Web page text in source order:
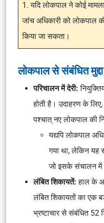
1. यदि लोकपाल ने कोई
जांच अधिकारी को लोकपाल
किया जा सकता।
लोकपाल से संबंधित मुद्दा
परिचालन में देरी:
होती है। उदाहरण के
पश्चात् नए लोकपाल की
यद्यपि लोकपाल
गया था, लेकिन यह
जो इसके संचालन में
लंबित शिकायतें:हाल के
लंबित शिकायतों का एक
भ्रष्टाचार से संबंधित 52